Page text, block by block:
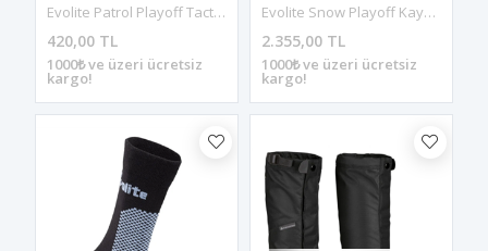
Evolite Patrol Playoff Tactical Kemer
420,00 TL
1000₺ ve üzeri ücretsiz
kargo!
Evolite Snow Playoff Kayak Gözlüğü
2.355,00 TL
1000₺ ve üzeri ücretsiz
kargo!